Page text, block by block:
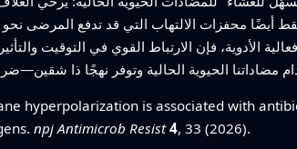
أيضًا محفزات الالتهاب التي قد تدفع المرضى
الأدوية، فإن الارتباط القوي في التوقيت
hyperpolarization is associated with
npj Antimicrob Resist 4, 33 (2026).